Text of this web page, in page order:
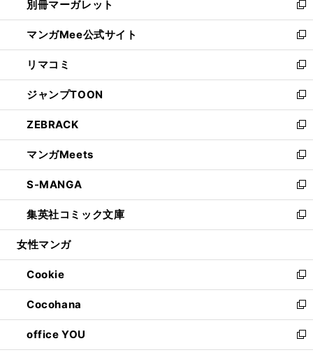
く
で
開
く
ィ
ン
ド
ウ
で
開
く
い
ウ
ィ
ン
ド
ウ
で
開
く
別冊マーガレット
新
し
い
ウ
ィ
ン
ド
ウ
で
開
く
マンガMee公式サイト
新
し
い
ウ
ィ
ン
ド
ウ
で
開
く
リマコミ
新
し
い
ウ
ィ
ン
ド
ウ
で
開
く
ジャンプTOON
新
し
い
ウ
ィ
ン
ド
ウ
で
開
ZEBRACK
新
し
い
ウ
ィ
ン
ド
ウ
開
く
マンガMeets
新
し
い
ウ
ィ
ン
ウ
で
開
く
S-MANGA
新
し
い
ウ
ン
ド
ウ
で
開
く
集英社コミック文庫
新
し
ウ
ィ
ン
ド
ウ
で
開
女性マンガ
Cookie
新
し
い
ウ
ィ
ン
Cocohana
新
し
い
ウ
office YOU
新
し